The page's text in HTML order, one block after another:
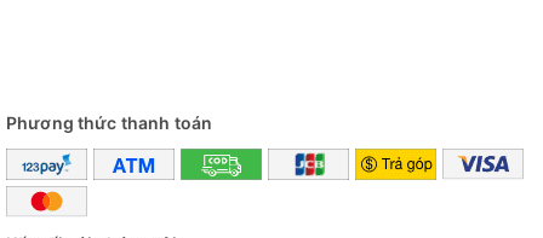
Phương thức thanh toán